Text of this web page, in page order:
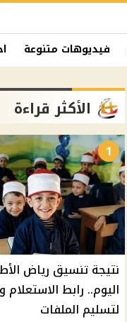
فيديوهات متنوعة
الأكثر قراءة
1
نتيجة تنسيق رياض
اليوم.. رابط الاستعلام
لتسليم الملفات